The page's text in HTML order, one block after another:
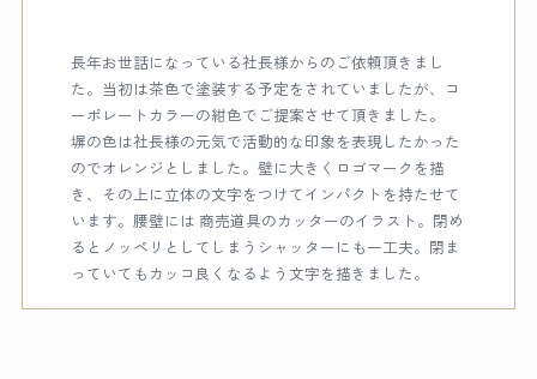
長年お世話になっている社長様からのご依頼頂きまし
た。当初は茶色で塗装する予定をされていましたが、コ
ーポレートカラーの紺色でご提案させて頂きました。
塀の色は社長様の元気で活動的な印象を表現したかった
のでオレンジとしました。壁に大きくロゴマークを描
き、その上に立体の文字をつけてインパクトを持たせて
います。腰壁には 商売道具のカッターのイラスト。閉め
るとノッペリとしてしまうシャッターにも一工夫。閉ま
っていてもカッコ良くなるよう文字を描きました。